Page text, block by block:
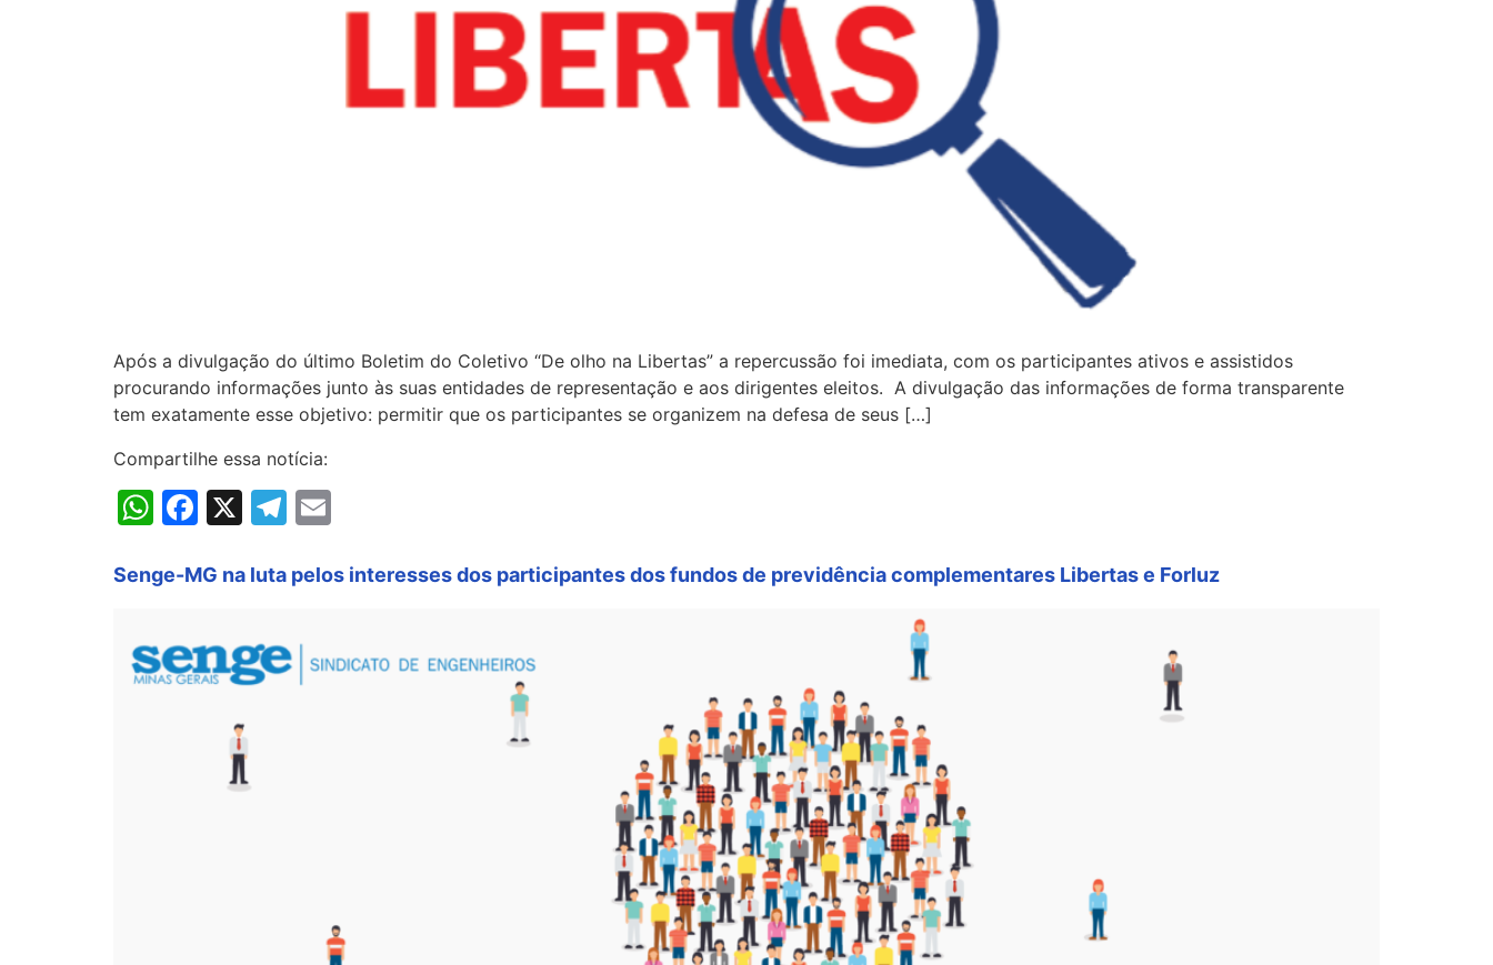
Após a divulgação do último Boletim do Coletivo “De olho na Libertas” a repercussão foi imediata, com os participantes ativos e assistidos
procurando informações junto às suas entidades de representação e aos dirigentes eleitos. A divulgação das informações de forma transparente
tem exatamente esse objetivo: permitir que os participantes se organizem na defesa de seus […]
Compartilhe essa notícia:
WhatsApp
Facebook
X Telegram
Senge-MG na luta pelos interesses dos participantes dos fundos de previdência complementares Libertas e Forluz